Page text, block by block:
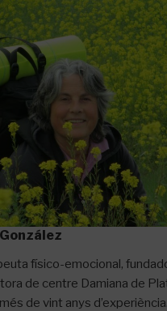
físico-emocional,
de centre Damiana de
de vint anys